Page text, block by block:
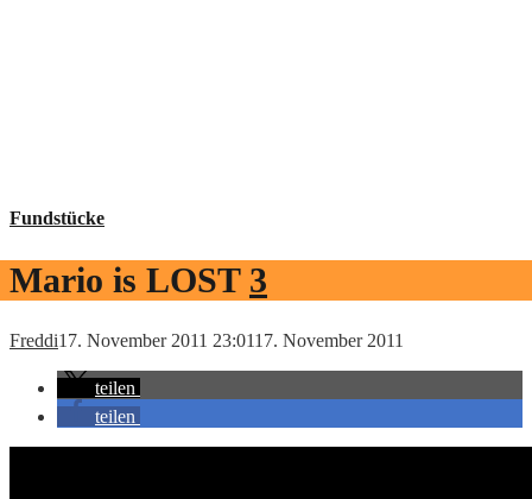
Fundstücke
Mario is LOST 3
Freddi17. November 2011 23:0117. November 2011
teilen
teilen